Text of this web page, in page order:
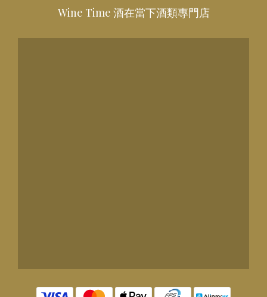
Wine Time 酒在當下酒類專門店